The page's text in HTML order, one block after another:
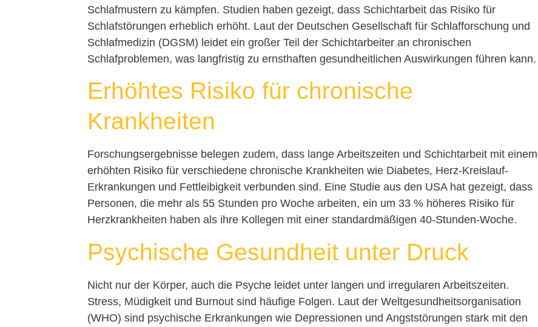
Schlafmustern zu kämpfen. Studien haben gezeigt, dass Schichtarbeit das Risiko für
Schlafstörungen erheblich erhöht. Laut der Deutschen Gesellschaft für Schlafforschung und
Schlafmedizin (DGSM) leidet ein großer Teil der Schichtarbeiter an chronischen
Schlafproblemen, was langfristig zu ernsthaften gesundheitlichen Auswirkungen führen kann.
Erhöhtes Risiko für chronische
Krankheiten
Forschungsergebnisse belegen zudem, dass lange Arbeitszeiten und Schichtarbeit mit einem
erhöhten Risiko für verschiedene chronische Krankheiten wie Diabetes, Herz-Kreislauf-
Erkrankungen und Fettleibigkeit verbunden sind. Eine Studie aus den USA hat gezeigt, dass
Personen, die mehr als 55 Stunden pro Woche arbeiten, ein um 33 % höheres Risiko für
Herzkrankheiten haben als ihre Kollegen mit einer standardmäßigen 40-Stunden-Woche.
Psychische Gesundheit unter Druck
Nicht nur der Körper, auch die Psyche leidet unter langen und irregularen Arbeitszeiten.
Stress, Müdigkeit und Burnout sind häufige Folgen. Laut der Weltgesundheitsorganisation
(WHO) sind psychische Erkrankungen wie Depressionen und Angststörungen stark mit den